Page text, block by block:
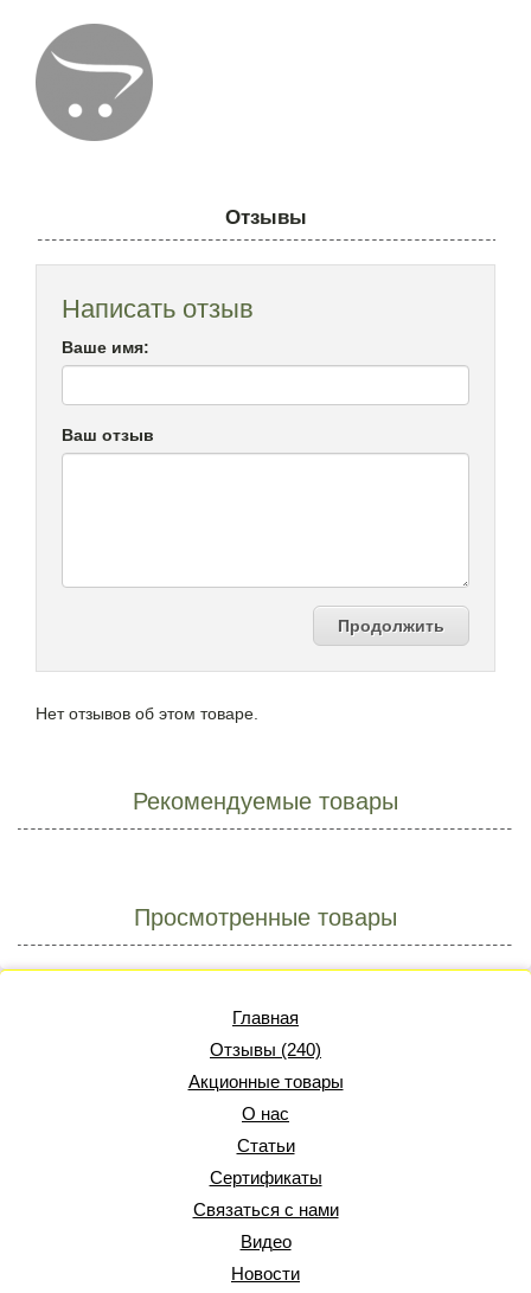
Отзывы
Написать отзыв
Ваше имя:
Ваш отзыв
Продолжить
Нет отзывов об этом товаре.
Рекомендуемые товары
Просмотренные товары
Главная
Отзывы (240)
Акционные товары
О нас
Статьи
Сертификаты
Связаться с нами
Видео
Новости